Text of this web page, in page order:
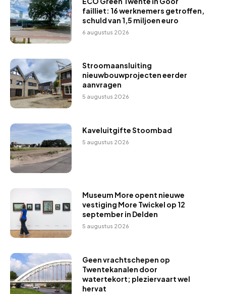
failliet: 16 werknemers getroffen,
schuld van 1,5 miljoen euro
6 augustus 2026
Stroomaansluiting
nieuwbouwprojecten eerder
aanvragen
5 augustus 2026
Kaveluitgifte Stoombad
5 augustus 2026
Museum More opent nieuwe
vestiging More Twickel op 12
september in Delden
5 augustus 2026
Geen vrachtschepen op
Twentekanalen door
watertekort; pleziervaart wel
hervat